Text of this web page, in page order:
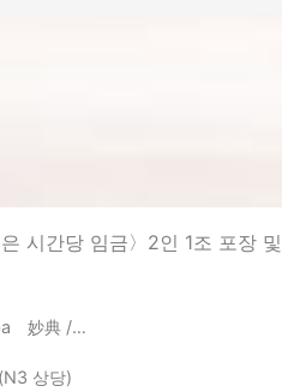
은 시간당 임금〉2인 1조 포장
/ 千葉県
상당)